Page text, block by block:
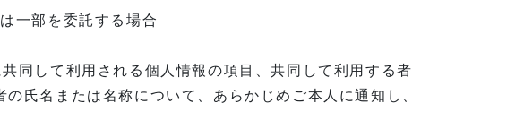
一部を委託する場合
同して利用される個人情報の項目、共同して利用する者
氏名または名称について、あらかじめご本人に通知し、